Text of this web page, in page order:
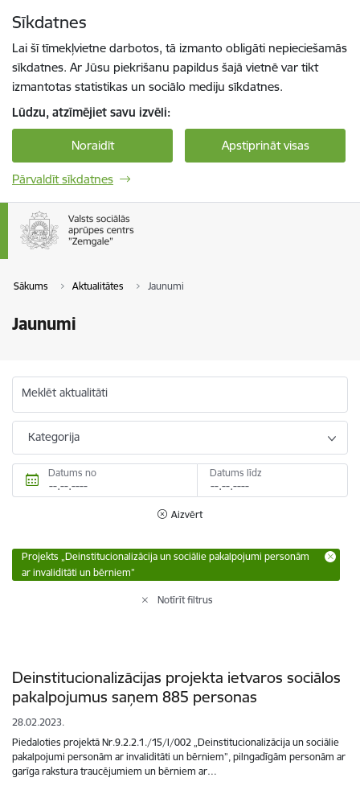
Sīkdatnes
Lai šī tīmekļvietne darbotos, tā izmanto obligāti nepieciešamās
sīkdatnes. Ar Jūsu piekrišanu papildus šajā vietnē var tikt
izmantotas statistikas un sociālo mediju sīkdatnes.
Lūdzu, atzīmējiet savu izvēli:
Noraidīt Apstiprināt visas
Pārvaldīt sīkdatnes
Sākums Aktualitātes Jaunumi
Jaunumi
Meklēt aktualitāti
Kategorija
Datums no Datums līdz
Aizvērt
Projekts „Deinstitucionalizācija un sociālie pakalpojumi personām
ar invaliditāti un bērniem”
Notīrīt filtrus
Deinstitucionalizācijas projekta ietvaros sociālos
pakalpojumus saņem 885 personas
28.02.2023.
Piedaloties projektā Nr.9.2.2.1./15/I/002 „Deinstitucionalizācija un sociālie
pakalpojumi personām ar invaliditāti un bērniem”, pilngadīgām personām ar
garīga rakstura traucējumiem un bērniem ar…